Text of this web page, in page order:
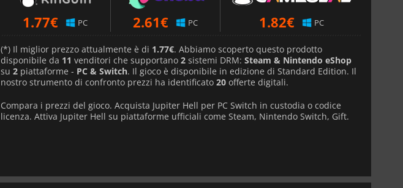
1.77€ PC 2.61€ PC 1.82€ PC
(*) Il miglior prezzo attualmente è di 1.77€. Abbiamo scoperto questo prodotto
disponibile da 11 venditori che supportano 2 sistemi DRM: Steam & Nintendo eShop
su 2 piattaforme - PC & Switch. Il gioco è disponibile in edizione di Standard Edition. Il
nostro strumento di confronto prezzi ha identificato 20 offerte digitali.
Compara i prezzi del gioco. Acquista Jupiter Hell per PC Switch in custodia o codice
licenza. Attiva Jupiter Hell su piattaforme ufficiali come Steam, Nintendo Switch, Gift.